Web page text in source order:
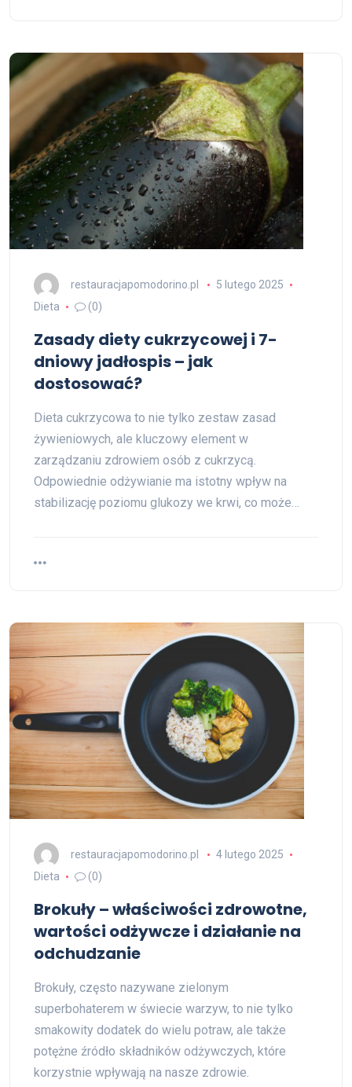
restauracjapomodorino.pl
5 lutego 2025
Dieta
(0)
Zasady diety cukrzycowej i 7-
dniowy jadłospis – jak
dostosować?
Dieta cukrzycowa to nie tylko zestaw zasad
żywieniowych, ale kluczowy element w
zarządzaniu zdrowiem osób z cukrzycą.
Odpowiednie odżywianie ma istotny wpływ na
stabilizację poziomu glukozy we krwi, co może…
restauracjapomodorino.pl
4 lutego 2025
Dieta
(0)
Brokuły – właściwości zdrowotne,
wartości odżywcze i działanie na
odchudzanie
Brokuły, często nazywane zielonym
superbohaterem w świecie warzyw, to nie tylko
smakowity dodatek do wielu potraw, ale także
potężne źródło składników odżywczych, które
korzystnie wpływają na nasze zdrowie.